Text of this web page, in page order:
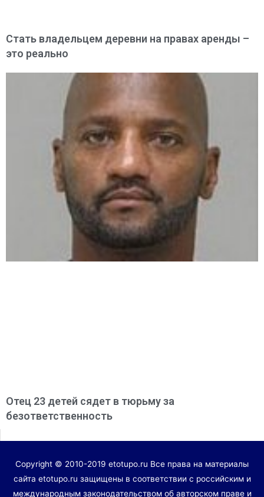
Стать владельцем деревни на правах аренды –
это реально
Отец 23 детей сядет в тюрьму за
безответственность
Copyright © 2010-2019 etotupo.ru Все права на материалы
сайта etotupo.ru защищены в соответствии с российским и
международным законодательством об авторском праве и